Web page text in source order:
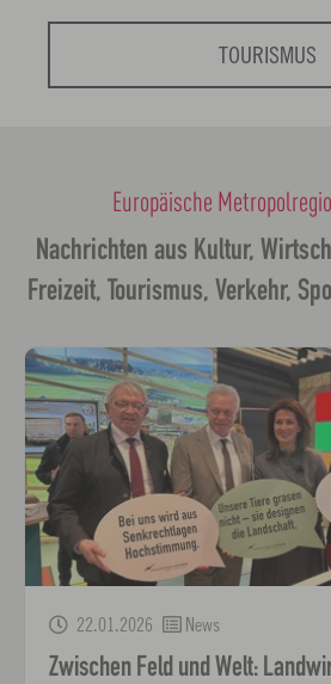
TOURISMUS
Nachrichten aus Kultur,
Freizeit, Tourismus, Verkehr,
Europäische
22.01.2026 News
Zwischen Feld und Welt: